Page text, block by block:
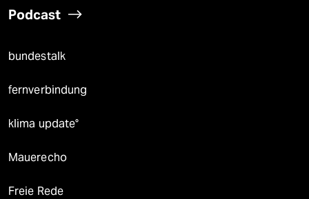
Podcast
bundestalk
fernverbindung
klima update°
Mauerecho
Freie Rede